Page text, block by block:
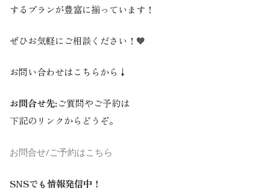
するプランが豊富に揃っています！
ぜひお気軽にご相談ください！🧡
お問い合わせはこちらから↓
お問合せ先:ご質問やご予約は
下記のリンクからどうぞ。
お問合せ/ご予約はこちら
SNSでも情報発信中！